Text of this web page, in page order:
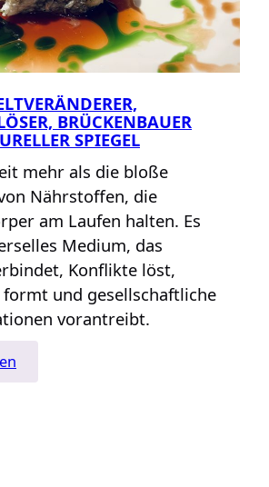
BRÜCKENBAUER
SPIEGEL
mehr als die bloße
Nährstoffen, die
am Laufen halten. Es
Medium, das
Konflikte löst,
und gesellschaftliche
vorantreibt.
Food